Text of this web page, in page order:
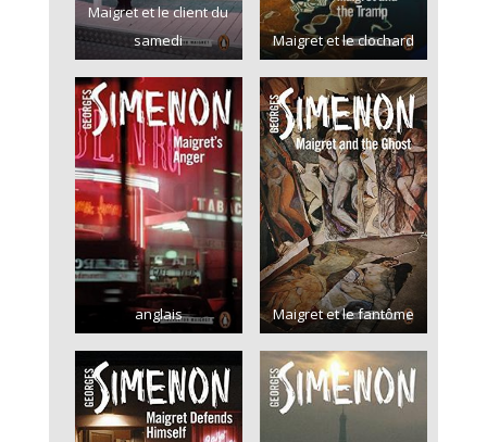
Maigret et le client du
samedi
Maigret et le clochard
anglais Maigret et le fantôme